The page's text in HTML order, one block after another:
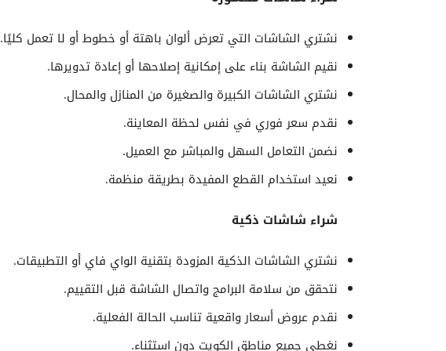
نشتري الشاشات التي تعرض ألوان باهتة أو خطوط أو لا تعمل كليًا.
نقيم الشاشة بناء على إمكانية إصلاحها أو إعادة تدويرها.
نشتري الشاشات الكبيرة والصغيرة من المنازل والمحال.
نقدم سعر فوري في نفس لحظة المعاينة.
نضمن التعامل السهل والمباشر مع العميل.
نعيد استخدام القطع المفيدة بطريقة منظمة.
شراء شاشات ذكية
نشتري الشاشات الذكية المزودة بتقنية الواي فاي أو التطبيقات.
نتحقق من سلامة البرامج واتصال الشاشة قبل التقييم.
نقدم عروض أسعار واقعية تناسب الحالة الفعلية.
نغطي جميع مناطق الكويت دون استثناء.